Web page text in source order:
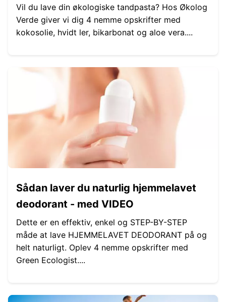
Vil du lave din økologiske tandpasta? Hos Økolog
Verde giver vi dig 4 nemme opskrifter med
kokosolie, hvidt ler, bikarbonat og aloe vera....
Sådan laver du naturlig hjemmelavet
deodorant - med VIDEO
Dette er en effektiv, enkel og STEP-BY-STEP
måde at lave HJEMMELAVET DEODORANT på og
helt naturligt. Oplev 4 nemme opskrifter med
Green Ecologist....